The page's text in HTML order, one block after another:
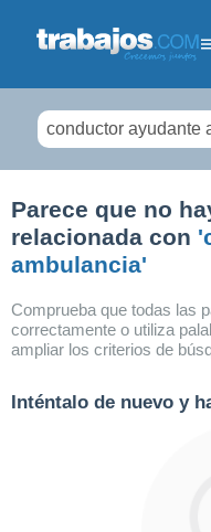
Parece que no
relacionada con
ambulancia'
Comprueba que todas las
correctamente o utiliza
ampliar los criterios de
Inténtalo de nuevo y